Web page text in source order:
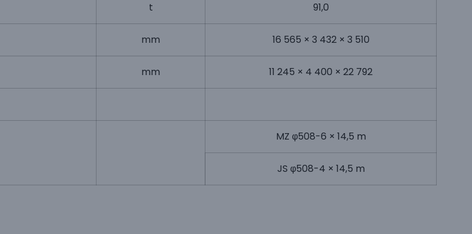
t 91,0
mm 16 565 × 3 432 × 3 510
mm 11 245 × 4 400 × 22 792
MZ φ508-6 × 14,5 m
JS φ508-4 × 14,5 m